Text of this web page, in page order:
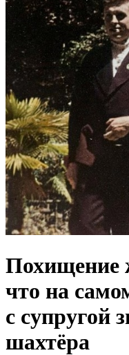
Похищение
что на
с супругой
шахтёра